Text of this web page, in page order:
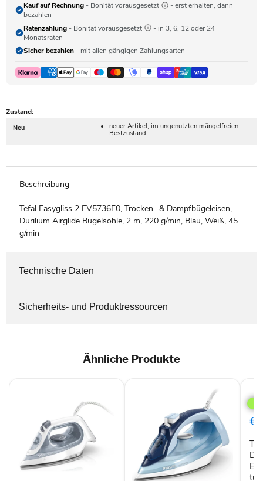
Kauf auf Rechnung - Bonität vorausgesetzt
- erst erhalten, dann
bezahlen
Ratenzahlung - Bonität vorausgesetzt
- in 3, 6, 12 oder 24
Monatsraten
Sicher bezahlen - mit allen gängigen Zahlungsarten
Zustand:
Neu
neuer Artikel, im ungenutzten mängelfreien
Bestzustand
Beschreibung
Tefal Easygliss 2 FV5736E0, Trocken- & Dampfbügeleisen,
Durilium Airglide Bügelsohle, 2 m, 220 g/min, Blau, Weiß, 45
g/min
Technische Daten
Sicherheits- und Produktressourcen
Ähnliche Produkte
TEF
II